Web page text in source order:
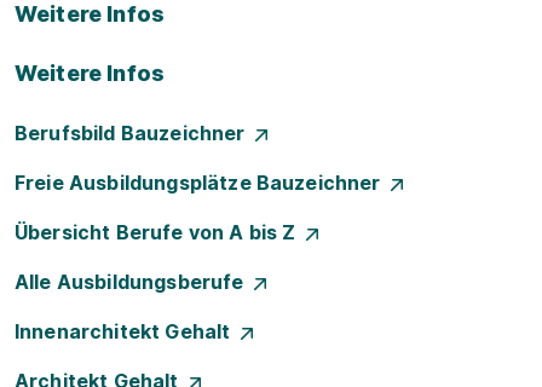
Weitere Infos
Weitere Infos
Berufsbild Bauzeichner
Freie Ausbildungsplätze Bauzeichner
Übersicht Berufe von A bis Z
Alle Ausbildungsberufe
Innenarchitekt Gehalt
Architekt Gehalt